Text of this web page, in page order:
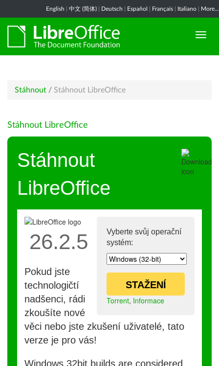
English 中文 (简体) Deutsch Español Français Italiano More...
Stáhnout / Stáhnout LibreOffice
Stáhnout LibreOffice
Stáhnout
LibreOffice
Vyberte svůj operační
systém:
STAŽENÍ
Torrent, Informace
26.2.5
Pokud jste
technologičtí
nadšenci, rádi
zkoušíte nové
věci nebo jste zkušení uživatelé, tato
verze je pro vás!
Windows 32bit builds are considered